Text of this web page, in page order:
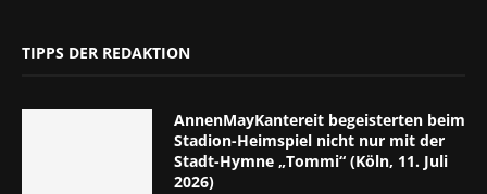
TIPPS DER REDAKTION
AnnenMayKantereit begeisterten beim
Stadion-Heimspiel nicht nur mit der
Stadt-Hymne „Tommi“ (Köln, 11. Juli
2026)